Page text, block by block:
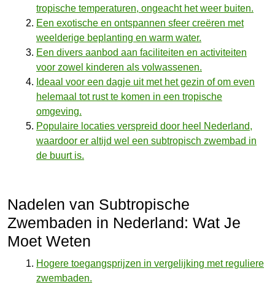
tropische temperaturen, ongeacht het weer buiten.
Een exotische en ontspannen sfeer creëren met
weelderige beplanting en warm water.
Een divers aanbod aan faciliteiten en activiteiten
voor zowel kinderen als volwassenen.
Ideaal voor een dagje uit met het gezin of om even
helemaal tot rust te komen in een tropische
omgeving.
Populaire locaties verspreid door heel Nederland,
waardoor er altijd wel een subtropisch zwembad in
de buurt is.
Nadelen van Subtropische
Zwembaden in Nederland: Wat Je
Moet Weten
Hogere toegangsprijzen in vergelijking met reguliere
zwembaden.